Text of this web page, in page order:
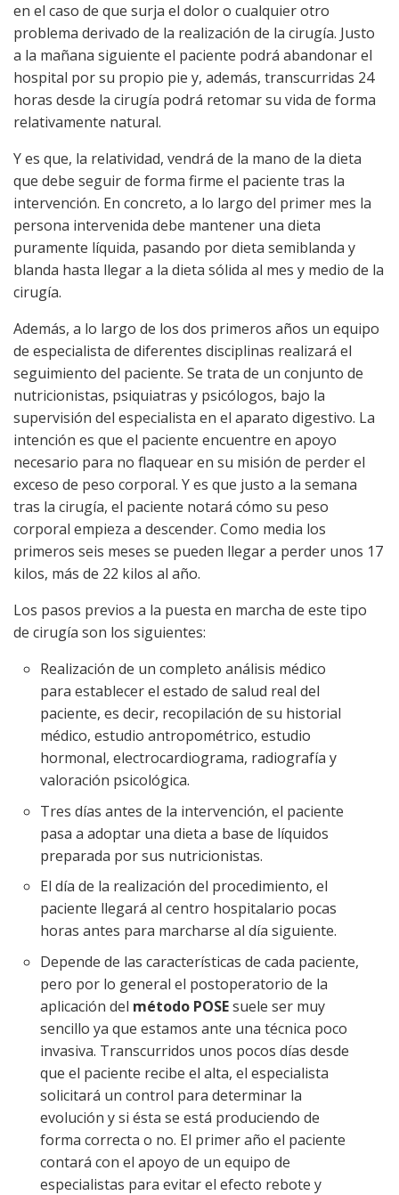
en el caso de que surja el dolor o cualquier otro
problema derivado de la realización de la cirugía. Justo
a la mañana siguiente el paciente podrá abandonar el
hospital por su propio pie y, además, transcurridas 24
horas desde la cirugía podrá retomar su vida de forma
relativamente natural.
Y es que, la relatividad, vendrá de la mano de la dieta
que debe seguir de forma firme el paciente tras la
intervención. En concreto, a lo largo del primer mes la
persona intervenida debe mantener una dieta
puramente líquida, pasando por dieta semiblanda y
blanda hasta llegar a la dieta sólida al mes y medio de la
cirugía.
Además, a lo largo de los dos primeros años un equipo
de especialista de diferentes disciplinas realizará el
seguimiento del paciente. Se trata de un conjunto de
nutricionistas, psiquiatras y psicólogos, bajo la
supervisión del especialista en el aparato digestivo. La
intención es que el paciente encuentre en apoyo
necesario para no flaquear en su misión de perder el
exceso de peso corporal. Y es que justo a la semana
tras la cirugía, el paciente notará cómo su peso
corporal empieza a descender. Como media los
primeros seis meses se pueden llegar a perder unos 17
kilos, más de 22 kilos al año.
Los pasos previos a la puesta en marcha de este tipo
de cirugía son los siguientes:
Realización de un completo análisis médico
para establecer el estado de salud real del
paciente, es decir, recopilación de su historial
médico, estudio antropométrico, estudio
hormonal, electrocardiograma, radiografía y
valoración psicológica.
Tres días antes de la intervención, el paciente
pasa a adoptar una dieta a base de líquidos
preparada por sus nutricionistas.
El día de la realización del procedimiento, el
paciente llegará al centro hospitalario pocas
horas antes para marcharse al día siguiente.
Depende de las características de cada paciente,
pero por lo general el postoperatorio de la
aplicación del método POSEsuele ser muy
sencillo ya que estamos ante una técnica poco
invasiva. Transcurridos unos pocos días desde
que el paciente recibe el alta, el especialista
solicitará un control para determinar la
evolución y si ésta se está produciendo de
forma correcta o no. El primer año el paciente
contará con el apoyo de un equipo de
especialistas para evitar el efecto rebote y